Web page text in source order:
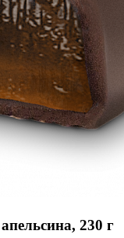
230 г